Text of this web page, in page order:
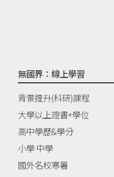
無國界：線上學習
背景提升(科研)課程
大學以上證書+學位
高中學歷&學分
小學 中學
國外名校寒暑